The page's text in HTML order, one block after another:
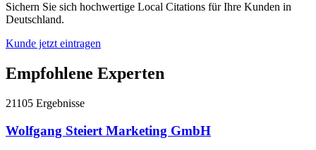
Sichern Sie sich hochwertige Local Citations für Ihre Kunden in
Deutschland.
Kunde jetzt eintragen
Empfohlene Experten
21105 Ergebnisse
Wolfgang Steiert Marketing GmbH